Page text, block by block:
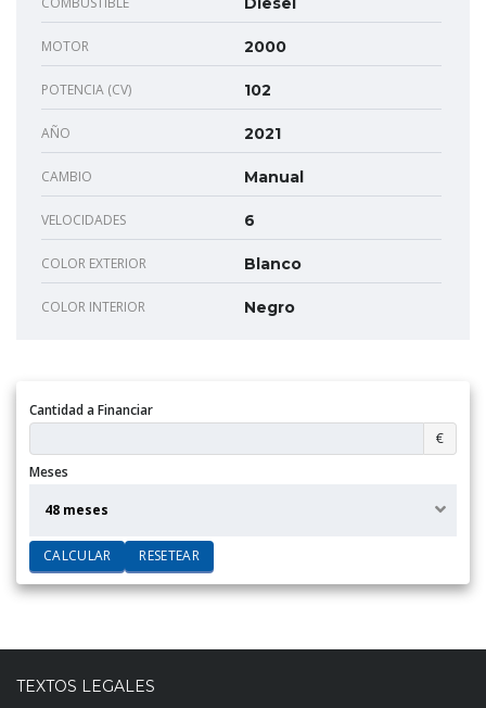
MOTOR 2000
POTENCIA (CV) 102
AÑO 2021
CAMBIO Manual
VELOCIDADES 6
COLOR EXTERIOR Blanco
COLOR INTERIOR Negro
Cantidad a Financiar
€
a
Financiar
Meses
48 meses
CALCULAR RESETEAR
TEXTOS LEGALES